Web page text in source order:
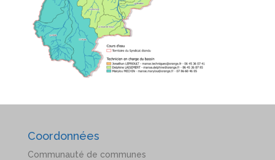
Coordonnées
Communauté de communes